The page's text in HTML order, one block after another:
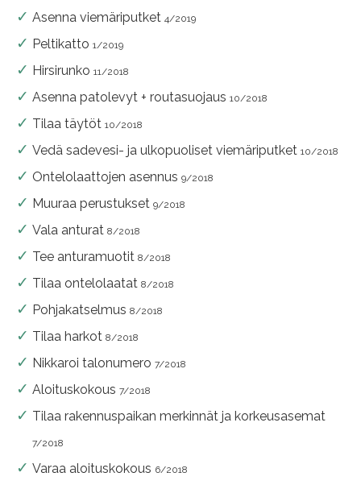
Asenna viemäriputket 4/2019
Peltikatto 1/2019
Hirsirunko 11/2018
Asenna patolevyt + routasuojaus 10/2018
Tilaa täytöt 10/2018
Vedä sadevesi- ja ulkopuoliset viemäriputket 10/2018
Ontelolaattojen asennus 9/2018
Muuraa perustukset 9/2018
Vala anturat 8/2018
Tee anturamuotit 8/2018
Tilaa ontelolaatat 8/2018
Pohjakatselmus 8/2018
Tilaa harkot 8/2018
Nikkaroi talonumero 7/2018
Aloituskokous 7/2018
Tilaa rakennuspaikan merkinnät ja korkeusasemat
7/2018
Varaa aloituskokous 6/2018